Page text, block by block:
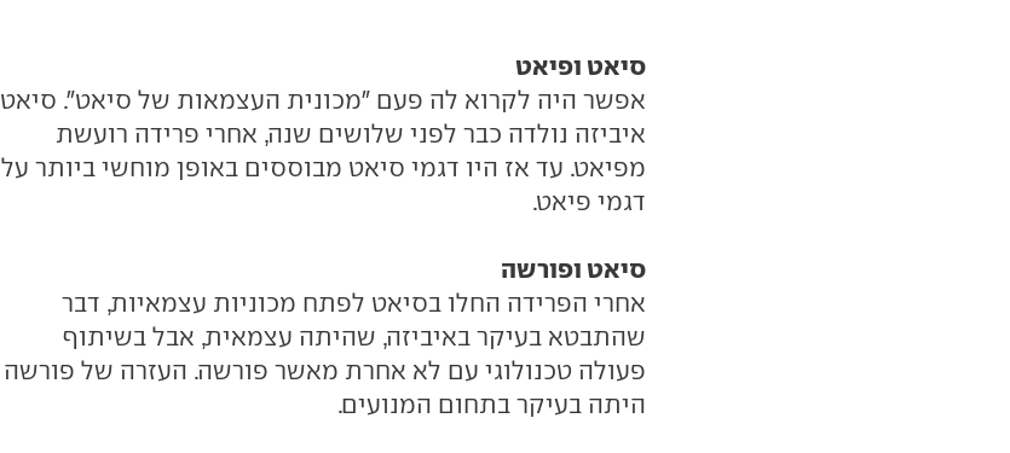
סיאט ופיאט
אפשר היה לקרוא לה פעם "מכונית העצמאות של סיאט". סיאט
איביזה נולדה כבר לפני שלושים שנה, אחרי פרידה רועשת
מפיאט. עד אז היו דגמי סיאט מבוססים באופן מוחשי ביותר על
דגמי פיאט.
סיאט ופורשה
אחרי הפרידה החלו בסיאט לפתח מכוניות עצמאיות, דבר
שהתבטא בעיקר באיביזה, שהיתה עצמאית, אבל בשיתוף
פעולה טכנולוגי עם לא אחרת מאשר פורשה. העזרה של פורשה
היתה בעיקר בתחום המנועים.